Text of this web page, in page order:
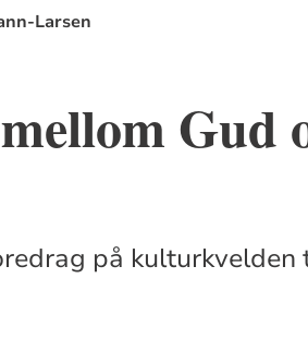
Larsen
Gud
på kulturkvelden